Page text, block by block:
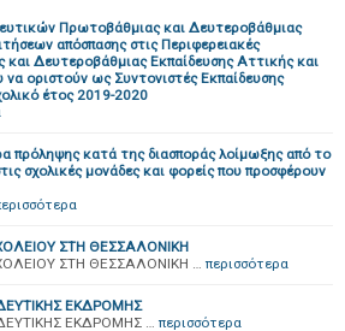
Πρωτοβάθμιας και Δευτεροβάθμιας
απόσπασης στις Περιφερειακές
Δευτεροβάθμιας Εκπαίδευσης Αττικής και
να οριστούν ως Συντονιστές Εκπαίδευσης
έτος 2019-2020
πρόληψης κατά της διασποράς λοίμωξης από το
σχολικές μονάδες και φορείς που προσφέρουν
ΣΤΗ ΘΕΣΣΑΛΟΝΙΚΗ
ΣΤΗ ΘΕΣΣΑΛΟΝΙΚΗ … περισσότερα
ΕΚΔΡΟΜΗΣ
ΕΚΔΡΟΜΗΣ … περισσότερα